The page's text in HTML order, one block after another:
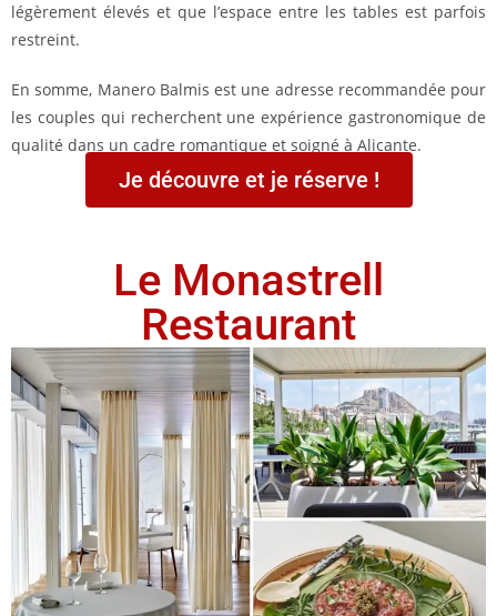
légèrement élevés et que l’espace entre les tables est parfois
restreint.
En somme, Manero Balmis est une adresse recommandée pour
les couples qui recherchent une expérience gastronomique de
qualité dans un cadre romantique et soigné à Alicante.
Je découvre et je réserve !
Le Monastrell
Restaurant